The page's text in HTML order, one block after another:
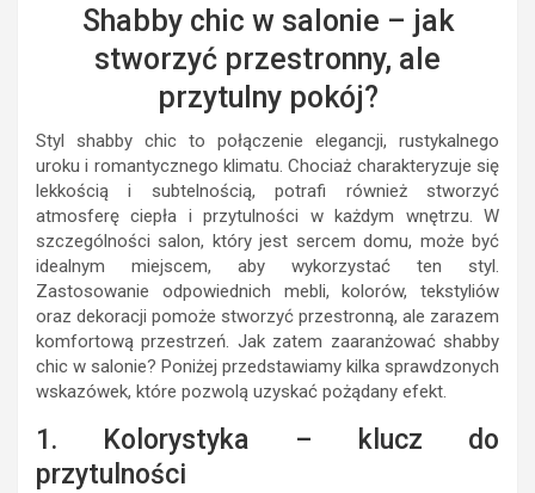
Shabby chic w salonie – jak
stworzyć przestronny, ale
przytulny pokój?
Styl shabby chic to połączenie elegancji, rustykalnego
uroku i romantycznego klimatu. Chociaż charakteryzuje się
lekkością i subtelnością, potrafi również stworzyć
atmosferę ciepła i przytulności w każdym wnętrzu. W
szczególności salon, który jest sercem domu, może być
idealnym miejscem, aby wykorzystać ten styl.
Zastosowanie odpowiednich mebli, kolorów, tekstyliów
oraz dekoracji pomoże stworzyć przestronną, ale zarazem
komfortową przestrzeń. Jak zatem zaaranżować shabby
chic w salonie? Poniżej przedstawiamy kilka sprawdzonych
wskazówek, które pozwolą uzyskać pożądany efekt.
1. Kolorystyka – klucz do
przytulności